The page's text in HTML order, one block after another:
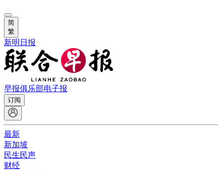
简
繁
新明日报
早报俱乐部电子报
订阅
最新
新加坡
民生民声
财经